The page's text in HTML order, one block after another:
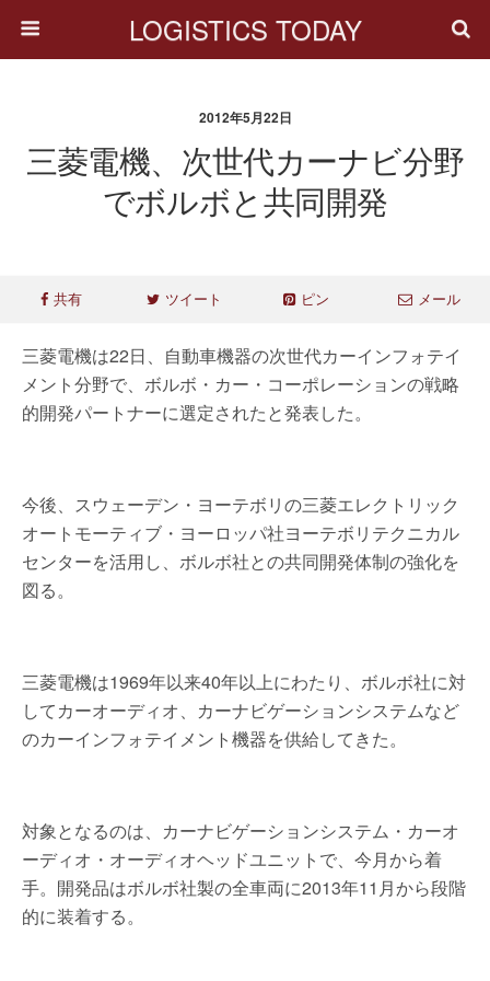
LOGISTICS TODAY
2012年5月22日
三菱電機、次世代カーナビ分野
でボルボと共同開発
共有 ツイート ピン メール
三菱電機は22日、自動車機器の次世代カーインフォテイ
メント分野で、ボルボ・カー・コーポレーションの戦略
的開発パートナーに選定されたと発表した。
今後、スウェーデン・ヨーテボリの三菱エレクトリック
オートモーティブ・ヨーロッパ社ヨーテボリテクニカル
センターを活用し、ボルボ社との共同開発体制の強化を
図る。
三菱電機は1969年以来40年以上にわたり、ボルボ社に対
してカーオーディオ、カーナビゲーションシステムなど
のカーインフォテイメント機器を供給してきた。
対象となるのは、カーナビゲーションシステム・カーオ
ーディオ・オーディオヘッドユニットで、今月から着
手。開発品はボルボ社製の全車両に2013年11月から段階
的に装着する。